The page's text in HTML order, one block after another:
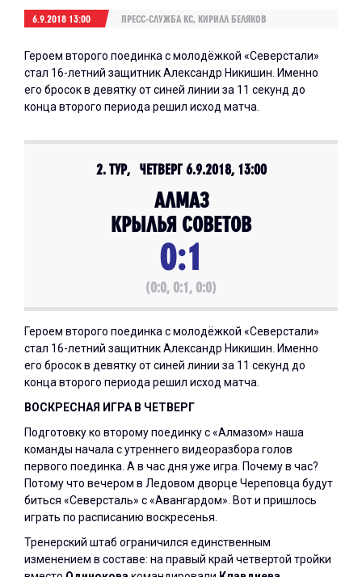
6.9.2018 13:00 ПРЕСС-СЛУЖБА КС, КИРИЛЛ БЕЛЯКОВ
Героем второго поединка с молодёжкой «Северстали»
стал 16-летний защитник Александр Никишин. Именно
его бросок в девятку от синей линии за 11 секунд до
конца второго периода решил исход матча.
2. ТУР, ЧЕТВЕРГ 6.9.2018, 13:00
АЛМАЗ
КРЫЛЬЯ СОВЕТОВ
0:1
(0:0, 0:1, 0:0)
Героем второго поединка с молодёжкой «Северстали»
стал 16-летний защитник Александр Никишин. Именно
его бросок в девятку от синей линии за 11 секунд до
конца второго периода решил исход матча.
ВОСКРЕСНАЯ ИГРА В ЧЕТВЕРГ
Подготовку ко второму поединку с «Алмазом» наша
команды начала с утреннего видеоразбора голов
первого поединка. А в час дня уже игра. Почему в час?
Потому что вечером в Ледовом дворце Череповца будут
биться «Северсталь» с «Авангардом». Вот и пришлось
играть по расписанию воскресенья.
Тренерский штаб ограничился единственным
изменением в составе: на правый край четвертой тройки